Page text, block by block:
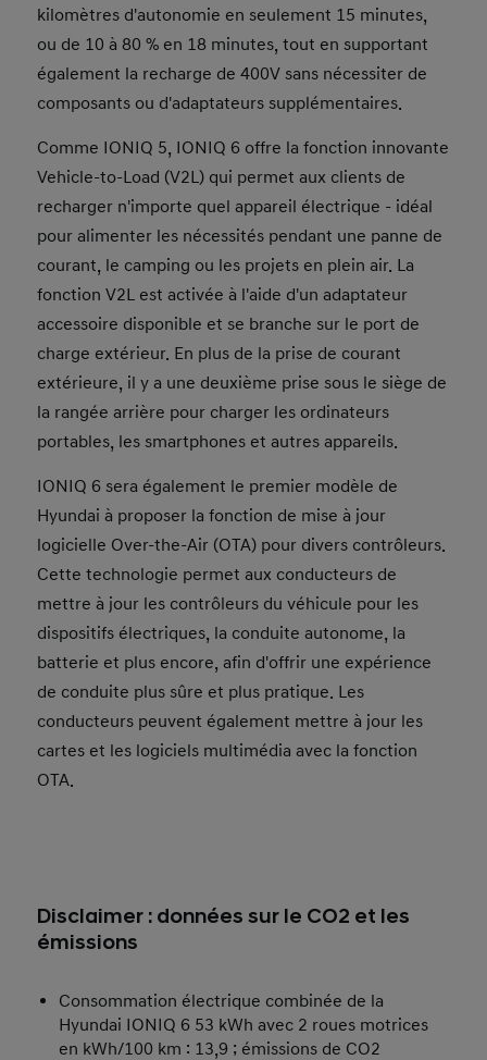
kilomètres d'autonomie en seulement 15 minutes,
ou de 10 à 80 % en 18 minutes, tout en supportant
également la recharge de 400V sans nécessiter de
composants ou d'adaptateurs supplémentaires.
Comme IONIQ 5, IONIQ 6 offre la fonction innovante
Vehicle-to-Load (V2L) qui permet aux clients de
recharger n'importe quel appareil électrique - idéal
pour alimenter les nécessités pendant une panne de
courant, le camping ou les projets en plein air. La
fonction V2L est activée à l'aide d'un adaptateur
accessoire disponible et se branche sur le port de
charge extérieur. En plus de la prise de courant
extérieure, il y a une deuxième prise sous le siège de
la rangée arrière pour charger les ordinateurs
portables, les smartphones et autres appareils.
IONIQ 6 sera également le premier modèle de
Hyundai à proposer la fonction de mise à jour
logicielle Over-the-Air (OTA) pour divers contrôleurs.
Cette technologie permet aux conducteurs de
mettre à jour les contrôleurs du véhicule pour les
dispositifs électriques, la conduite autonome, la
batterie et plus encore, afin d'offrir une expérience
de conduite plus sûre et plus pratique. Les
conducteurs peuvent également mettre à jour les
cartes et les logiciels multimédia avec la fonction
OTA.
Disclaimer : données sur le CO2 et les
émissions
Consommation électrique combinée de la
Hyundai IONIQ 6 53 kWh avec 2 roues motrices
en kWh/100 km : 13,9 ; émissions de CO2